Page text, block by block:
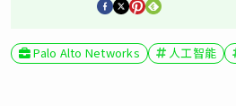
Palo Alto Networks 人工智能